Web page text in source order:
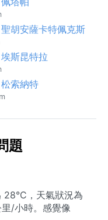
胡安薩卡特佩克斯
斯昆特拉
索納特
題
28°C，天氣狀況為
/小時。感覺像